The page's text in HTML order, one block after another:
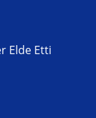
Elde Etti